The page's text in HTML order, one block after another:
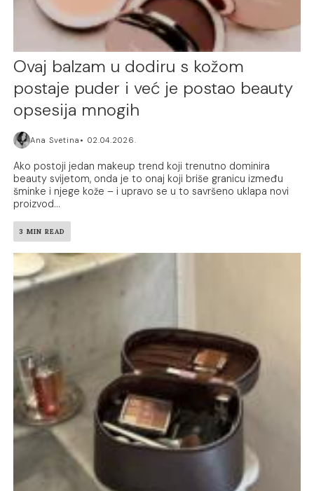
Ovaj balzam u dodiru s kožom
postaje puder i već je postao beauty
opsesija mnogih
Ana Svetina 02.04.2026.
Ako postoji jedan makeup trend koji trenutno dominira
beauty svijetom, onda je to onaj koji briše granicu između
šminke i njege kože – i upravo se u to savršeno uklapa novi
proizvod...
3 MIN READ